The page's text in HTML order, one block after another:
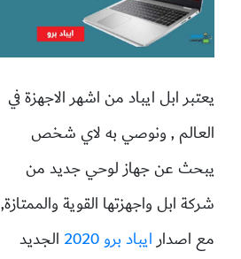
يعتبر ابل ايباد من اشهر الاجهزة في
العالم , ونوصي به لاي شخص
يبحث عن جهاز لوحي جديد من
شركة ابل واجهزتها القوية والممتازة,
مع اصدارايباد برو 2020
الجديد